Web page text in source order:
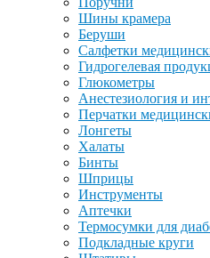
Шины крамера
Беруши
Салфетки
Гидрогелевая
Глюкометры
Анестезиология и
Перчатки
Лонгеты
Халаты
Бинты
Шприцы
Инструменты
Аптечки
Термосумки для
Подкладные круги